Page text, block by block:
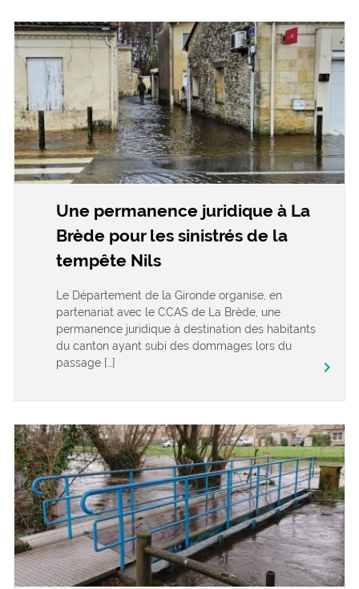
Une permanence juridique à La
Brède pour les sinistrés de la
tempête Nils
Le Département de la Gironde organise, en
partenariat avec le CCAS de La Brède, une
permanence juridique à destination des habitants
du canton ayant subi des dommages lors du
passage […]
keyboard_arrow_right